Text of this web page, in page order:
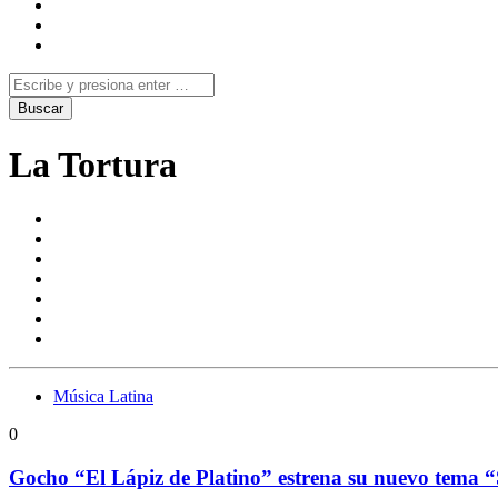
La Tortura
Música Latina
0
Gocho “El Lápiz de Platino” estrena su nuevo tema